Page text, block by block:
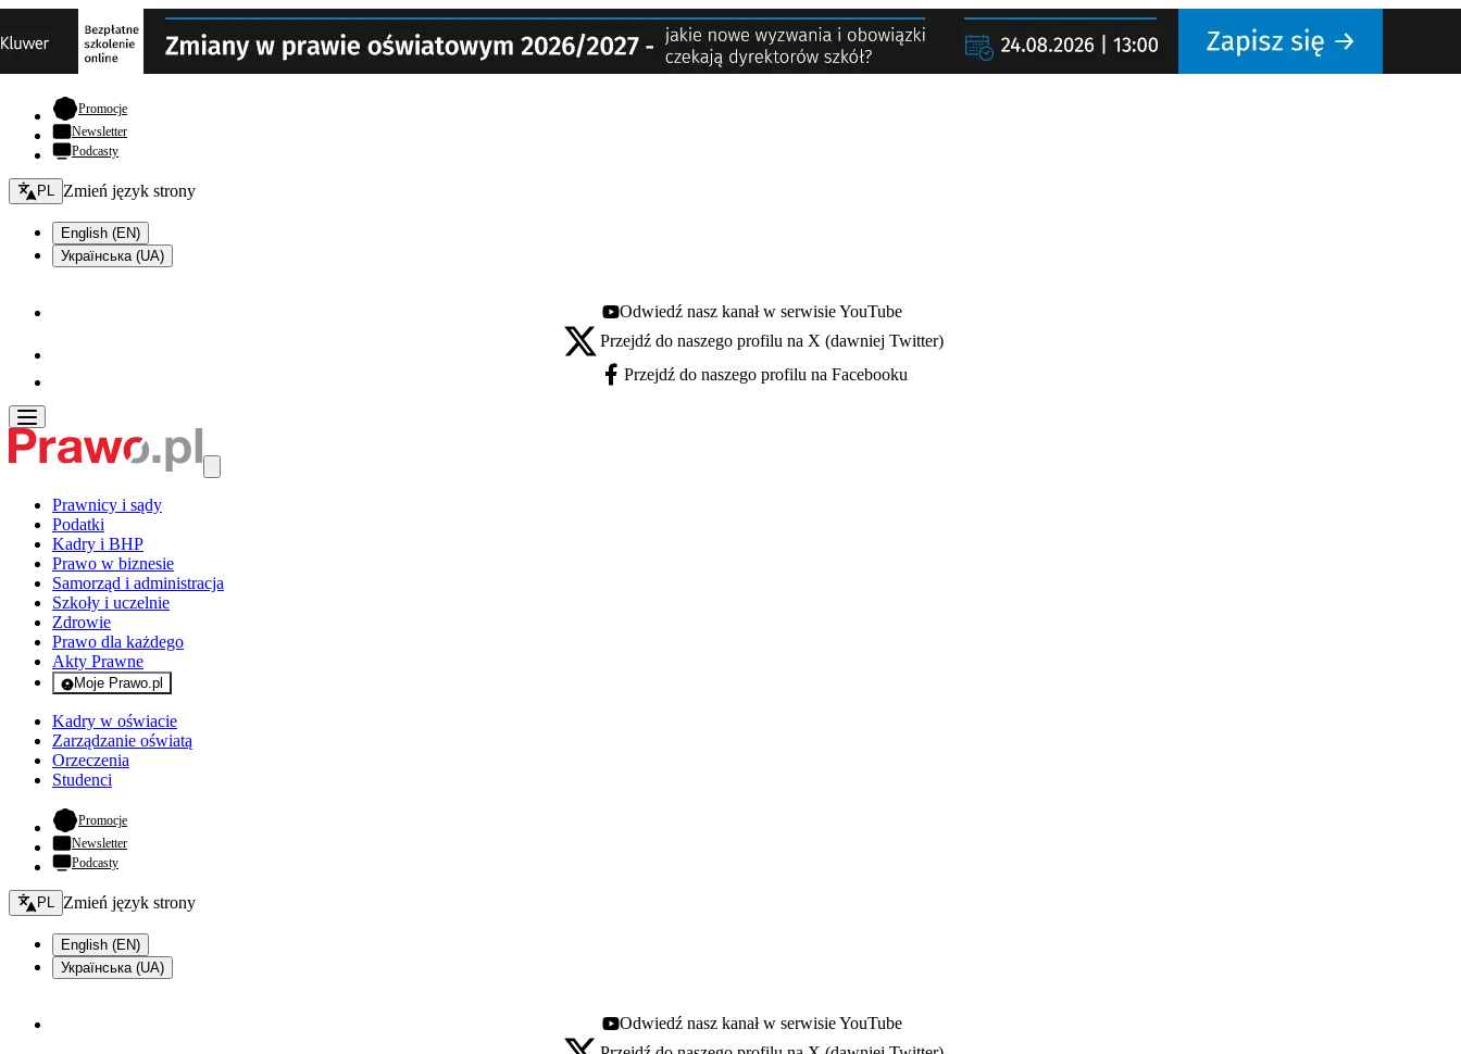
Promocje- otwiera się w nowej karcie
Newsletter
Podcasty
Zmień język - bieżący:
PL Zmień język strony
English (EN)
Українська (UA)
Youtube - otwiera się w nowej karcie
Odwiedź nasz kanał w serwisie YouTube
X - otwiera się w nowej karcie
Przejdź do naszego profilu na X (dawniej Twitter)
Facebook - otwiera się w nowej karcie
Przejdź do naszego profilu na Facebooku
Prawnicy i sądy
Podatki
Kadry i BHP
Prawo w biznesie
Samorząd i administracja
Szkoły i uczelnie
Zdrowie
Prawo dla każdego
Akty Prawne
Moje Prawo.pl
- rejestracja i logowanie do serwisu
Kadry w oświacie
Zarządzanie oświatą
Orzeczenia
Studenci
Promocje- otwiera się w nowej karcie
Newsletter
Podcasty
Zmień język - bieżący:
PL Zmień język strony
English (EN)
Українська (UA)
Youtube - otwiera się w nowej karcie
Odwiedź nasz kanał w serwisie YouTube